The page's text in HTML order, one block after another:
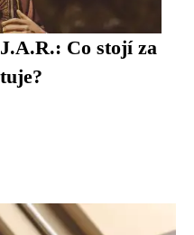
Co stojí za